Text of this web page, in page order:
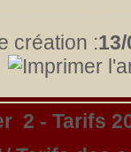
création :
2 - Tarifs